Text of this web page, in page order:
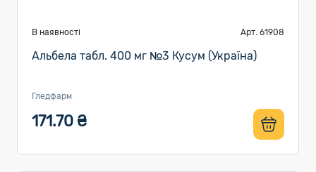
В наявності Арт. 61908
Альбела табл. 400 мг №3 Кусум (Україна)
Гледфарм
171.70 ₴